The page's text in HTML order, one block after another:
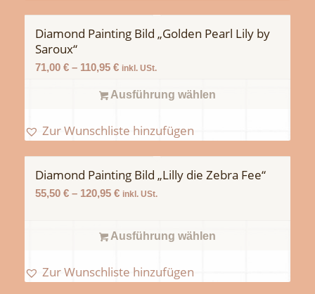
Diamond Painting Bild „Golden Pearl Lily by
Saroux“
71,00 €– 110,95 € inkl. USt.
Ausführung wählen
Zur Wunschliste hinzufügen
Diamond Painting Bild „Lilly die Zebra Fee“
55,50 €– 120,95 € inkl. USt.
Ausführung wählen
Zur Wunschliste hinzufügen